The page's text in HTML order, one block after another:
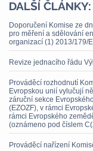
DALŠÍ ČLÁNKY:
Doporučení Komise ze
pro měření a sdělování
organizací (1) 2013/179/
Revize jednacího řádu
Prováděcí rozhodnutí
Evropskou unií vylučují
záruční sekce
(EZOZF), v rámci
rámci Evropského
(oznámeno pod číslem
Prováděcí nařízení